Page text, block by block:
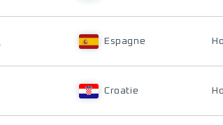
Espagne
Croatie